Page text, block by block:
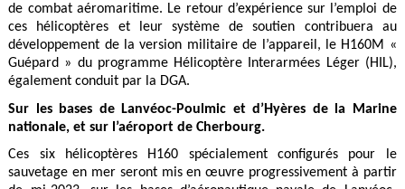
de combat aéromaritime. Le retour d’expérience sur l’emploi de
ces hélicoptères et leur système de soutien contribuera au
développement de la version militaire de l’appareil, le H160M «
Guépard » du programme Hélicoptère Interarmées Léger (HIL),
également conduit par la DGA.
Sur les bases de Lanvéoc-Poulmic et d’Hyères de la Marine
nationale, et sur l’aéroport de Cherbourg.
Ces six hélicoptères H160 spécialement configurés pour le
sauvetage en mer seront mis en œuvre progressivement à partir